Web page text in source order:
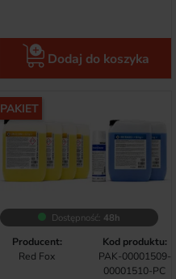
Dodaj do koszyka
Dostępność: 48h
Producent:
Red Fox
Kod produktu:
PAK-00001509-
00001510-PC
PAKIET